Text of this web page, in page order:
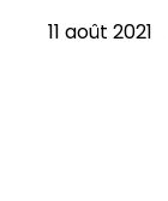
11 août 2021